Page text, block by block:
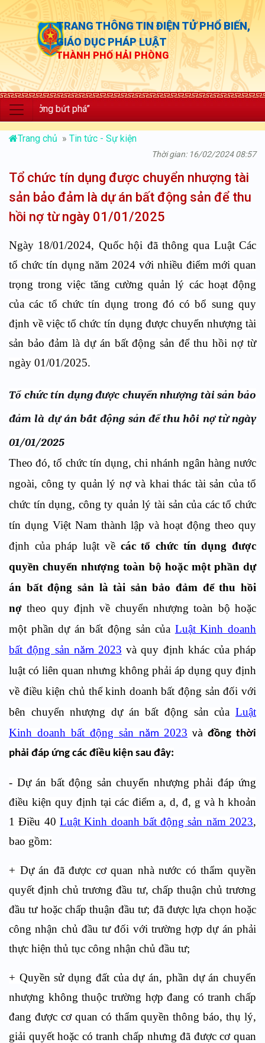
TRANG THÔNG TIN ĐIỆN TỬ PHỔ BIẾN,
GIÁO DỤC PHÁP LUẬT
THÀNH PHỐ HẢI PHÒNG
bứt phá”
Trang chủ » Tin tức - Sự kiện
Thời gian: 16/02/2024 08:57
Tổ chức tín dụng được chuyển nhượng tài
sản bảo đảm là dự án bất động sản để thu
hồi nợ từ ngày 01/01/2025
Ngày 18/01/2024, Quốc hội đã thông qua Luật Các
tổ chức tín dụng năm 2024 với nhiều điểm mới quan
trọng trong việc tăng cường quản lý các hoạt động
của các tổ chức tín dụng trong đó có bổ sung quy
định về việc tổ chức tín dụng được chuyển nhượng tài
sản bảo đảm là dự án bất động sản để thu hồi nợ từ
ngày 01/01/2025.
Tổ chức tín dụng được chuyển nhượng tài sản bảo
đảm là dự án bất động sản để thu hồi nợ từ ngày
01/01/2025
Theo đó, tổ chức tín dụng, chi nhánh ngân hàng nước
ngoài, công ty quản lý nợ và khai thác tài sản của tổ
chức tín dụng, công ty quản lý tài sản của các tổ chức
tín dụng Việt Nam thành lập và hoạt động theo quy
định của pháp luật về các tổ chức tín dụng được
quyền chuyển nhượng toàn bộ hoặc một phần dự
án bất động sản là tài sản bảo đảm để thu hồi
nợ theo quy định về chuyển nhượng toàn bộ hoặc
một phần dự án bất động sản của Luật Kinh doanh
bất động sản năm 2023 và quy định khác của pháp
luật có liên quan nhưng không phải áp dụng quy định
về điều kiện chủ thể kinh doanh bất động sản đối với
bên chuyển nhượng dự án bất động sản của Luật
Kinh doanh bất động sản năm 2023 và đồng thời
phải đáp ứng các điều kiện sau đây:
- Dự án bất động sản chuyển nhượng phải đáp ứng
điều kiện quy định tại các điểm a, d, đ, g và h khoản
1 Điều 40 Luật Kinh doanh bất động sản năm 2023,
bao gồm:
+ Dự án đã được cơ quan nhà nước có thẩm quyền
quyết định chủ trương đầu tư, chấp thuận chủ trương
đầu tư hoặc chấp thuận đầu tư; đã được lựa chọn hoặc
công nhận chủ đầu tư đối với trường hợp dự án phải
thực hiện thủ tục công nhận chủ đầu tư;
+ Quyền sử dụng đất của dự án, phần dự án chuyển
nhượng không thuộc trường hợp đang có tranh chấp
đang được cơ quan có thẩm quyền thông báo, thụ lý,
giải quyết hoặc có tranh chấp nhưng đã được cơ quan